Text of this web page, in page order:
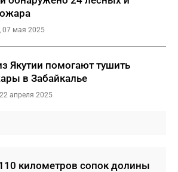
07 мая 2025
Якутии помогают тушить
в Забайкалье
апреля 2025
километров сопок долины